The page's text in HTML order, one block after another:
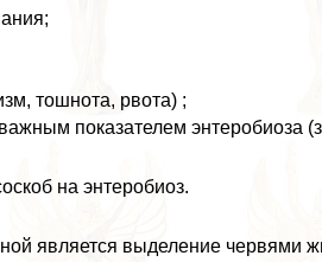
тошнота, рвота) ;
показателем энтеробиоза
на энтеробиоз.
является выделение червями